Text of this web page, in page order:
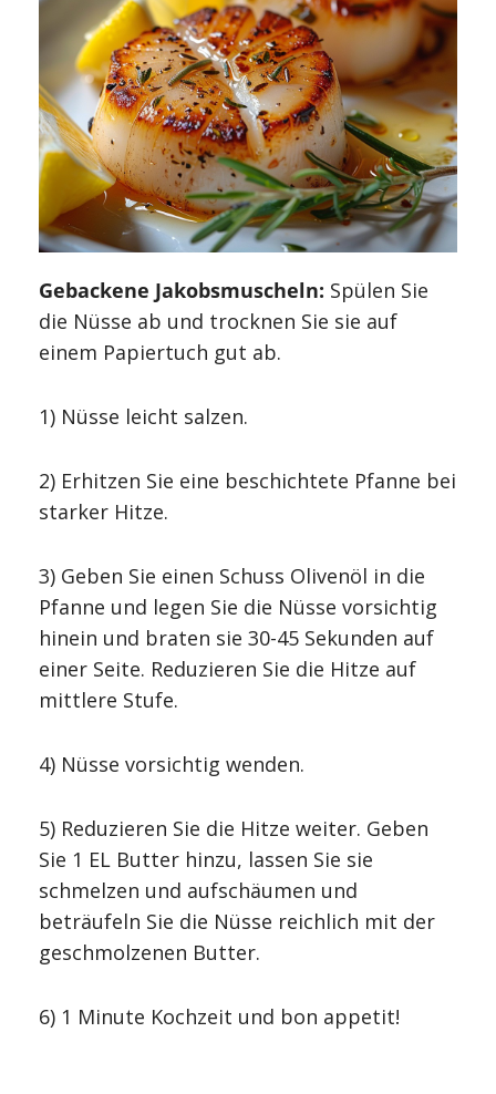
Gebackene Jakobsmuscheln: Spülen Sie
die Nüsse ab und trocknen Sie sie auf
einem Papiertuch gut ab.
1) Nüsse leicht salzen.
2) Erhitzen Sie eine beschichtete Pfanne bei
starker Hitze.
3) Geben Sie einen Schuss Olivenöl in die
Pfanne und legen Sie die Nüsse vorsichtig
hinein und braten sie 30-45 Sekunden auf
einer Seite. Reduzieren Sie die Hitze auf
mittlere Stufe.
4) Nüsse vorsichtig wenden.
5) Reduzieren Sie die Hitze weiter. Geben
Sie 1 EL Butter hinzu, lassen Sie sie
schmelzen und aufschäumen und
beträufeln Sie die Nüsse reichlich mit der
geschmolzenen Butter.
6) 1 Minute Kochzeit und bon appetit!